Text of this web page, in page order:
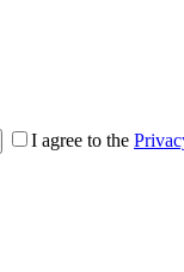
I agree to the